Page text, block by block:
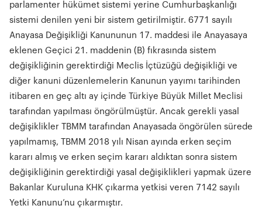
parlamenter hükümet sistemi yerine Cumhurbaşkanlığı
sistemi denilen yeni bir sistem getirilmiştir. 6771 sayılı
Anayasa Değişikliği Kanununun 17. maddesi ile Anayasaya
eklenen Geçici 21. maddenin (B) fıkrasında sistem
değişikliğinin gerektirdiği Meclis İçtüzüğü değişikliği ve
diğer kanuni düzenlemelerin Kanunun yayımı tarihinden
itibaren en geç altı ay içinde Türkiye Büyük Millet Meclisi
tarafından yapılması öngörülmüştür. Ancak gerekli yasal
değişiklikler TBMM tarafından Anayasada öngörülen sürede
yapılmamış, TBMM 2018 yılı Nisan ayında erken seçim
kararı almış ve erken seçim kararı aldıktan sonra sistem
değişikliğinin gerektirdiği yasal değişiklikleri yapmak üzere
Bakanlar Kuruluna KHK çıkarma yetkisi veren 7142 sayılı
Yetki Kanunu’nu çıkarmıştır.